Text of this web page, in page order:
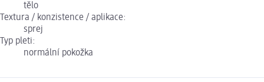
tělo
Textura / konzistence / aplikace:
sprej
Typ pleti:
normální pokožka